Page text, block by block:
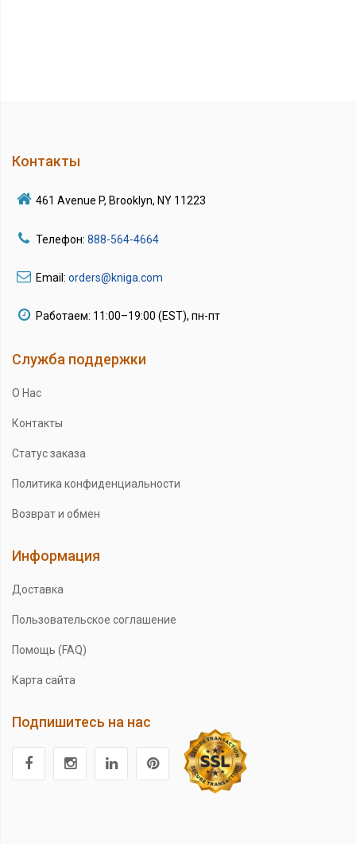
Контакты
461 Avenue P, Brooklyn, NY 11223
Телефон: 888-564-4664
Email: orders@kniga.com
Работаем: 11:00–19:00 (EST), пн-пт
Служба поддержки
О Нас
Контакты
Статус заказа
Политика конфиденциальности
Возврат и обмен
Информация
Доставка
Пользовательское соглашение
Помощь (FAQ)
Карта сайта
Подпишитесь на нас